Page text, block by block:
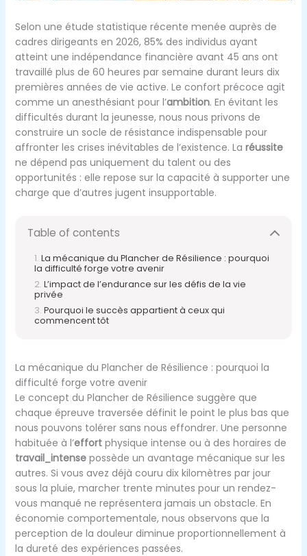
Selon une étude statistique récente menée auprès de
cadres dirigeants en 2026, 85% des individus ayant
atteint une indépendance financière avant 45 ans ont
travaillé plus de 60 heures par semaine durant leurs dix
premières années de vie active. Le confort précoce agit
comme un anesthésiant pour l’ambition. En évitant les
difficultés durant la jeunesse, nous nous privons de
construire un socle de résistance indispensable pour
affronter les crises inévitables de l’existence. La réussite
ne dépend pas uniquement du talent ou des
opportunités : elle repose sur la capacité à supporter une
charge que d’autres jugent insupportable.
Table of contents
La mécanique du Plancher de Résilience : pourquoi
la difficulté forge votre avenir
L’impact de l’endurance sur les défis de la vie
privée
Pourquoi le succès appartient à ceux qui
commencent tôt
La mécanique du Plancher de Résilience : pourquoi la
difficulté forge votre avenir
Le concept du Plancher de Résilience suggère que
chaque épreuve traversée définit le point le plus bas que
nous pouvons tolérer sans nous effondrer. Une personne
habituée à l’effortphysique intense ou à des horaires de
travail_intensepossède un avantage mécanique sur les
autres. Si vous avez déjà couru dix kilomètres par jour
sous la pluie, marcher trente minutes pour un rendez-
vous manqué ne représentera jamais un obstacle. En
économie comportementale, nous observons que la
perception de la douleur diminue proportionnellement à
la dureté des expériences passées.